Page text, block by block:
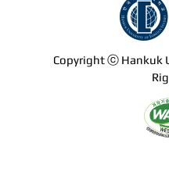
Copyright ⓒ Hankuk